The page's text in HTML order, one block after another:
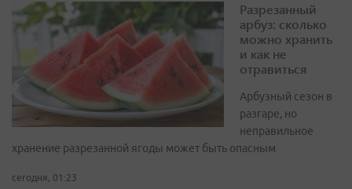
Разрезанный
арбуз: сколько
можно хранить
и как не
отравиться
Арбузный сезон в
разгаре, но
неправильное
хранение разрезанной ягоды может быть опасным
сегодня, 01:23